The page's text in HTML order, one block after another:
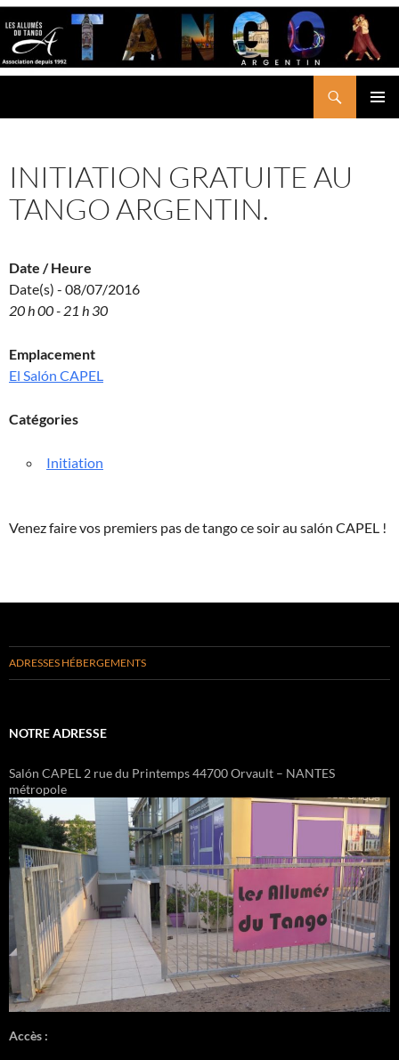
Aller
au
contenu
INITIATION GRATUITE AU
TANGO ARGENTIN.
Date / Heure
Date(s) - 08/07/2016
20 h 00 - 21 h 30
Emplacement
El Salón CAPEL
Catégories
Initiation
Venez faire vos premiers pas de tango ce soir au salón CAPEL !
ADRESSES HÉBERGEMENTS
NOTRE ADRESSE
Salón CAPEL 2 rue du Printemps 44700 Orvault – NANTES
métropole
Accès :